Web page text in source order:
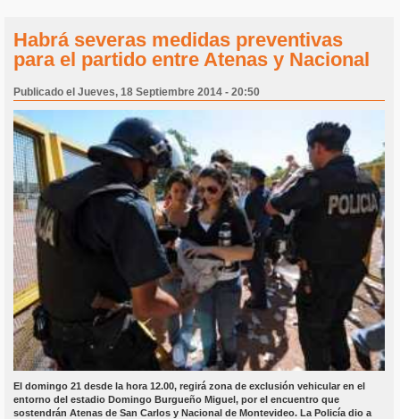
Habrá severas medidas preventivas
para el partido entre Atenas y Nacional
Publicado el Jueves, 18 Septiembre 2014 - 20:50
El domingo 21 desde la hora 12.00, regirá zona de exclusión vehicular en el
entorno del estadio Domingo Burgueño Miguel, por el encuentro que
sostendrán Atenas de San Carlos y Nacional de Montevideo. La Policía dio a